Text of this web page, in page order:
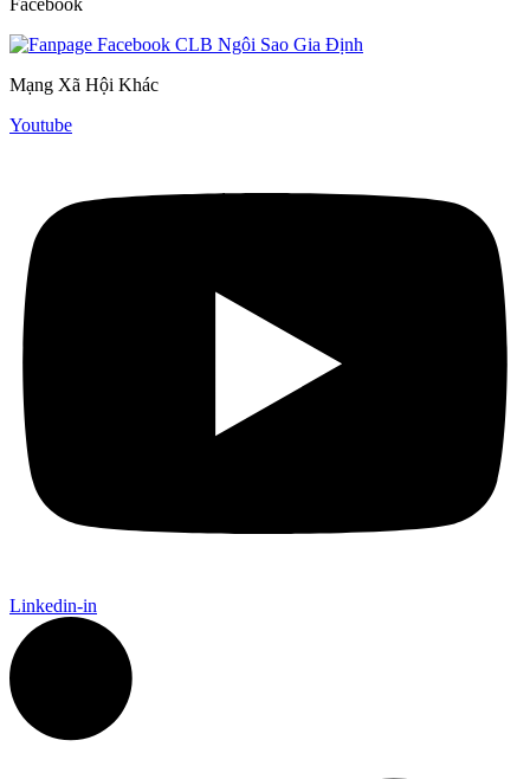
Facebook
Mạng Xã Hội Khác
Youtube
Linkedin-in